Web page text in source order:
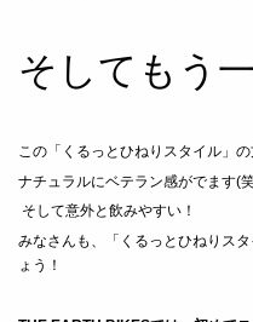
そしてもう
この「くるっとひねりスタイル」の
ナチュラルにベテラン感がでます(
そして意外と飲みやすい！
みなさんも、「くるっとひねりス
ょう！